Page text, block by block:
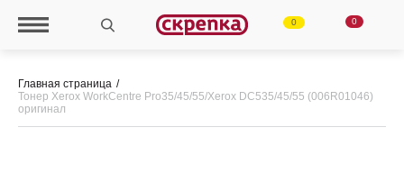
0 0
Главная страница
Тонер Xerox WorkCentre Pro35/45/55/Xerox DC535/45/55 (006R01046)
оригинал